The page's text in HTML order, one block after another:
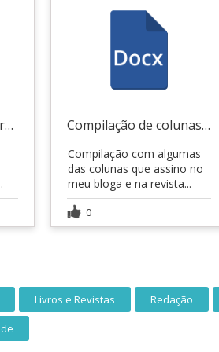
Uma anti-resenha para Julia Dantas Compilação de colunas 100 Palavras/Sem Palavras
Compilação com algumas
das colunas que assino no
meu bloga e na revista...
0
Livros e Revistas Redação